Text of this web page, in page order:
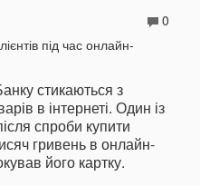
0
стикаються з
в інтернеті. Один із
спроби купити
гривень в онлайн-
його картку.